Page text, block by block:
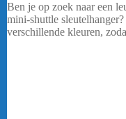
Ben je op zoek naar een
mini-shuttle
verschillende kleuren,